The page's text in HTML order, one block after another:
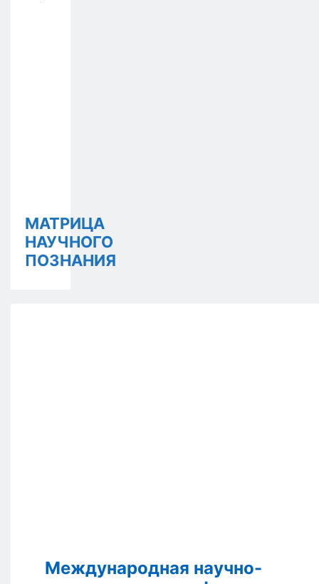
МАТРИЦА
НАУЧНОГО
ПОЗНАНИЯ
Международная научно-